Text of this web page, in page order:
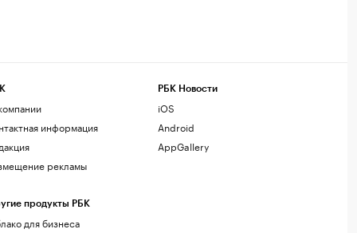
информация
рекламы
продукты РБК
для бизнеса
РБК Новости
iOS
Android
AppGallery